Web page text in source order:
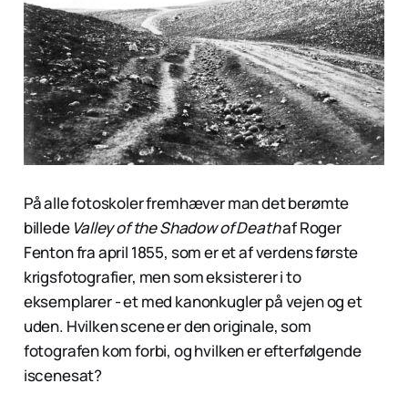
På alle fotoskoler fremhæver man det berømte
billede Valley of the Shadow of Deathaf Roger
Fenton fra april 1855, som er et af verdens første
krigsfotografier, men som eksisterer i to
eksemplarer - et med kanonkugler på vejen og et
uden. Hvilken scene er den originale, som
fotografen kom forbi, og hvilken er efterfølgende
iscenesat?